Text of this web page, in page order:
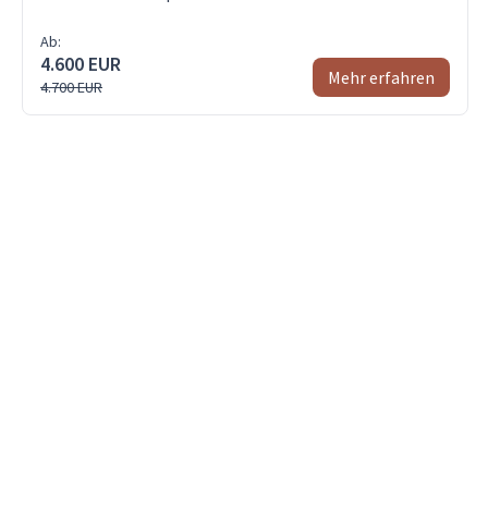
Ab:
4.600 EUR
4.700 EUR Mehr erfahren